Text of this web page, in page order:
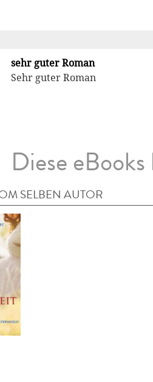
sehr guter Roman
Sehr guter Roman
Diese
SELBEN AUTOR